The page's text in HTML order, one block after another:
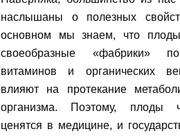
наслышаны о полезных
основном мы знаем, что
своеобразные «фабрики» по
витаминов и органических
влияют на протекание
организма. Поэтому, плоды
ценятся в медицине, и